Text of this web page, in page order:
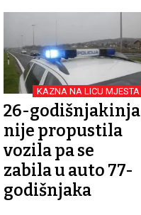
KAZNA NA LICU MJESTA
26-godišnjakinja
nije propustila
vozila pa se
zabila u auto 77-
godišnjaka